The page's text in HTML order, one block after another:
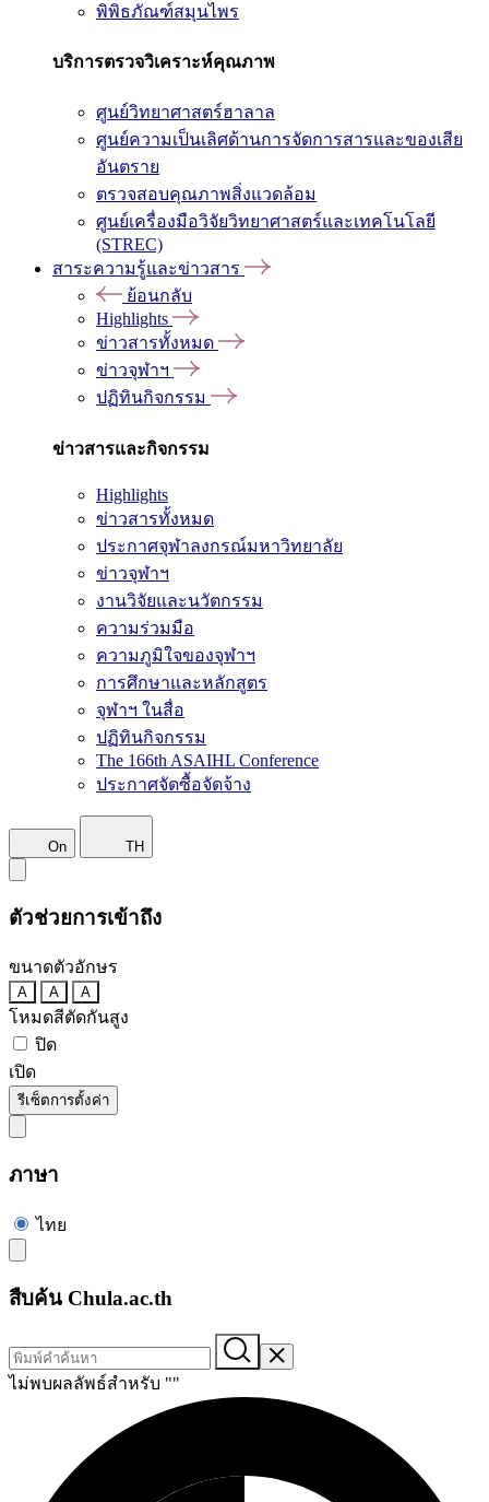
พิพิธภัณฑ์สมุนไพร
บริการตรวจวิเคราะห์คุณภาพ
ศูนย์วิทยาศาสตร์ฮาลาล
ศูนย์ความเป็นเลิศด้านการจัดการสารและของเสีย
อันตราย
ตรวจสอบคุณภาพสิ่งแวดล้อม
ศูนย์เครื่องมือวิจัยวิทยาศาสตร์และเทคโนโลยี
(STREC)
สาระความรู้และข่าวสาร
ย้อนกลับ
Highlights
ข่าวสารทั้งหมด
ข่าวจุฬาฯ
ปฏิทินกิจกรรม
ข่าวสารและกิจกรรม
Highlights
ข่าวสารทั้งหมด
ประกาศจุฬาลงกรณ์มหาวิทยาลัย
ข่าวจุฬาฯ
งานวิจัยและนวัตกรรม
ความร่วมมือ
ความภูมิใจของจุฬาฯ
การศึกษาและหลักสูตร
จุฬาฯ ในสื่อ
ปฏิทินกิจกรรม
The 166th ASAIHL Conference
ประกาศจัดซื้อจัดจ้าง
On TH
ตัวช่วยการเข้าถึง
ขนาดตัวอักษร
A A A
โหมดสีตัดกันสูง
ปิด
เปิด
รีเซ็ตการตั้งค่า
ภาษา
ไทย
สืบค้น Chula.ac.th
ไม่พบผลลัพธ์สำหรับ ""